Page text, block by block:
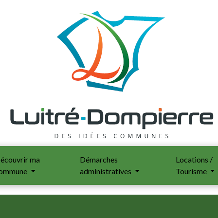
ma
Démarches
administratives
Locations /
Tourisme